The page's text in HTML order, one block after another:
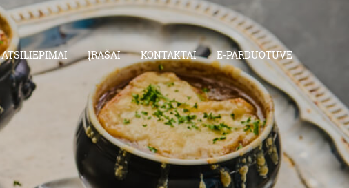
ATSILIEPIMAI ĮRAŠAI KONTAKTAI E-PARDUOTUVĖ